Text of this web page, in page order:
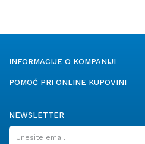
INFORMACIJE O KOMPANIJI
POMOĆ PRI ONLINE KUPOVINI
NEWSLETTER